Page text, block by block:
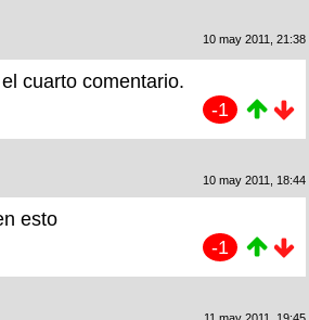
10 may 2011, 21:38
cuarto comentario.
-1
10 may 2011, 18:44
esto
-1